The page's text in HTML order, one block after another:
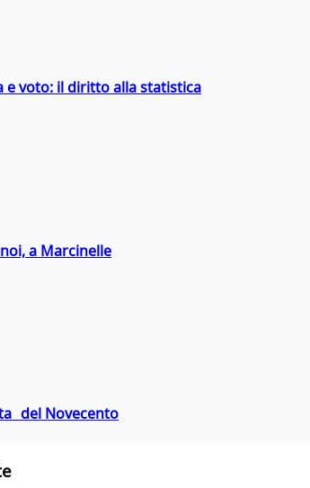
e voto: il diritto alla statistica
a Marcinelle
del Novecento